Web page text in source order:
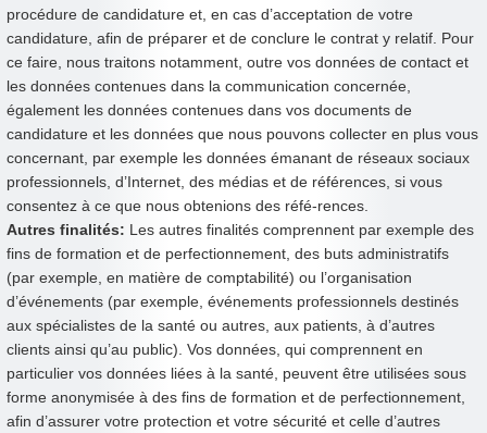
procédure de candidature et, en cas d’acceptation de votre
candidature, afin de préparer et de conclure le contrat y relatif. Pour
ce faire, nous traitons notamment, outre vos données de contact et
les données contenues dans la communication concernée,
également les données contenues dans vos documents de
candidature et les données que nous pouvons collecter en plus vous
concernant, par exemple les données émanant de réseaux sociaux
professionnels, d’Internet, des médias et de références, si vous
consentez à ce que nous obtenions des réfé-rences.
Autres finalités: Les autres finalités comprennent par exemple des
fins de formation et de perfectionnement, des buts administratifs
(par exemple, en matière de comptabilité) ou l’organisation
d’événements (par exemple, événements professionnels destinés
aux spécialistes de la santé ou autres, aux patients, à d’autres
clients ainsi qu’au public). Vos données, qui comprennent en
particulier vos données liées à la santé, peuvent être utilisées sous
forme anonymisée à des fins de formation et de perfectionnement,
afin d’assurer votre protection et votre sécurité et celle d’autres